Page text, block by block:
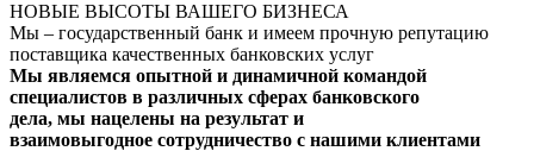
НОВЫЕ ВЫСОТЫ ВАШЕГО БИЗНЕСА
Мы – государственный банк и имеем прочную репутацию
поставщика качественных банковских услуг
Мы являемся опытной и динамичной командой
специалистов в различных сферах банковского
дела, мы нацелены на результат и
взаимовыгодное сотрудничество с нашими клиентами